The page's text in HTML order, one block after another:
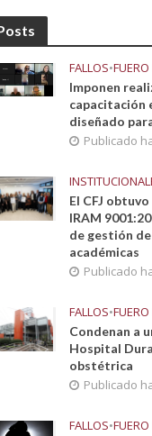
FALLOS•
Imponen
capacitación
diseñado
Publicado
El CFJ
IRAM
de gestión
académicas
Publicado
FALLOS•
Condenan a
Hospital
obstétrica
Publicado
FALLOS•